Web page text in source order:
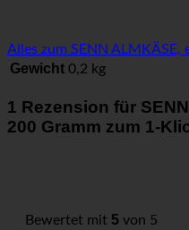
Alles zum SENN
Gewicht 0,2 kg
1 Rezension für
200 Gramm zum 1-
Bewertet mit 5 von 5